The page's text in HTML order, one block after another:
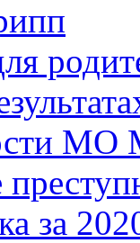
МО
за